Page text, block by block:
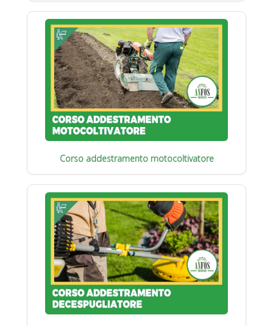
Corso addestramento motocoltivatore